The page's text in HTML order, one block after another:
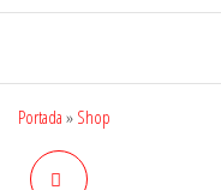
Portada » Shop